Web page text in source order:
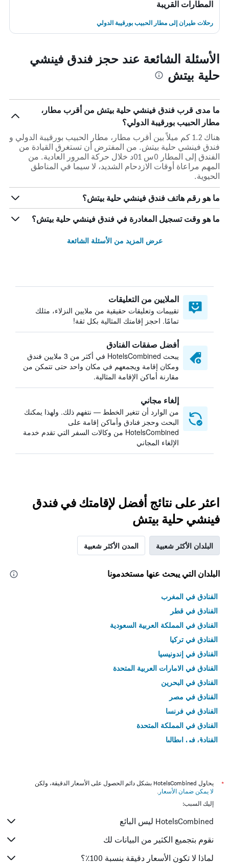
المطارات القريبة
رحلات طيران إلى مطار الحبيب بورقيبة الدولي
الأسئلة الشائعة عند حجز فندق فينشي
حلية بيتش
ما مدى قرب فندق فينشي حلية بيتش من أقرب مطار،
مطار الحبيب بورقيبة الدولي؟
هناك 1.2 كم ميلاً بين أقرب مطار، مطار الحبيب بورقيبة الدولي و
فندق فينشي حلية بيتش. من المفترض أن تستغرق القيادة من
الفندق إلى المطار 0س 01د خلال حركة المرور العادية. من
المهم مراعاة أوقات الازدحام الشديد، لا سيما في المناطق
الحيوية.
ما هو رقم هاتف فندق فينشي حلية بيتش؟
ما هو وقت تسجيل المغادرة في فندق فينشي حلية بيتش؟
عرض المزيد من الأسئلة الشائعة
الملايين من التعليقات
تقييمات وتعليقات حقيقية من ملايين النزلاء، مثلك
تمامًا. احجز إقامتك المثالية بكل ثقة!
أفضل صفقات الفنادق
يبحث HotelsCombined في أكثر من 3 ملايين فندق
ومكان إقامة ويجمعهم في مكان واحد حتى تتمكن من
مقارنة أماكن الإقامة المثالية.
إلغاء مجاني
من الوارد أن تتغير الخطط — نتفهم ذلك. ولهذا يمكنك
البحث وحجز فنادق وأماكن إقامة على
HotelsCombined من وكالات السفر التي تقدم خدمة
الإلغاء المجاني
اعثر على نتائج أفضل لإقامتك في فندق
فينشي حلية بيتش
البلدان الأكثر شعبية المدن الأكثر شعبية
البلدان التي يبحث عنها مستخدمونا
الفنادق في المغرب
الفنادق في قطر
الفنادق في المملكة العربية السعودية
الفنادق في تركيا
الفنادق في إندونيسيا
الفنادق في الامارات العربية المتحدة
الفنادق في البحرين
الفنادق في مصر
الفنادق في فرنسا
الفنادق في المملكة المتحدة
الفنادق في إيطاليا
*
يحاول HotelsCombined بشكل دائم الحصول على الأسعار الدقيقة، ولكن
لا يمكن ضمان الأسعار .
إليك السبب:
HotelsCombined ليس البائع
نقوم بتجميع الكثير من البيانات لك
لماذا لا تكون الأسعار دقيقة بنسبة 100٪؟